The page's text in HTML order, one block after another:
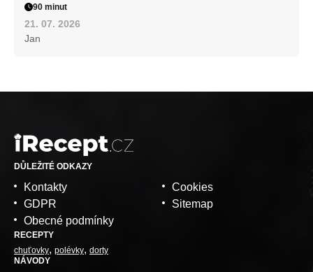
90 minut
21. 07. 2026
Jan
DŮLEŽITÉ ODKAZY
Kontakty
GDPR
Obecné podmínky
Cookies
Sitemap
RECEPTY
chuťovky polévky dorty
NÁVODY